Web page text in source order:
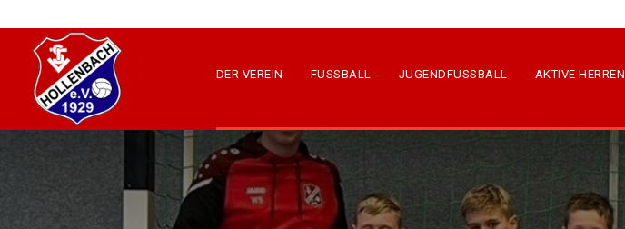
DER VEREIN FUSSBALL JUGENDFUSSBALL AKTIVE HERREN